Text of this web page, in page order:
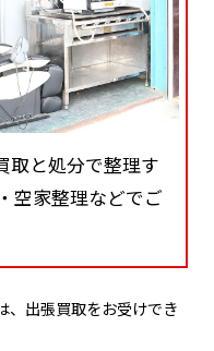
取と処分で整理す
空家整理などでご
、出張買取をお受けでき